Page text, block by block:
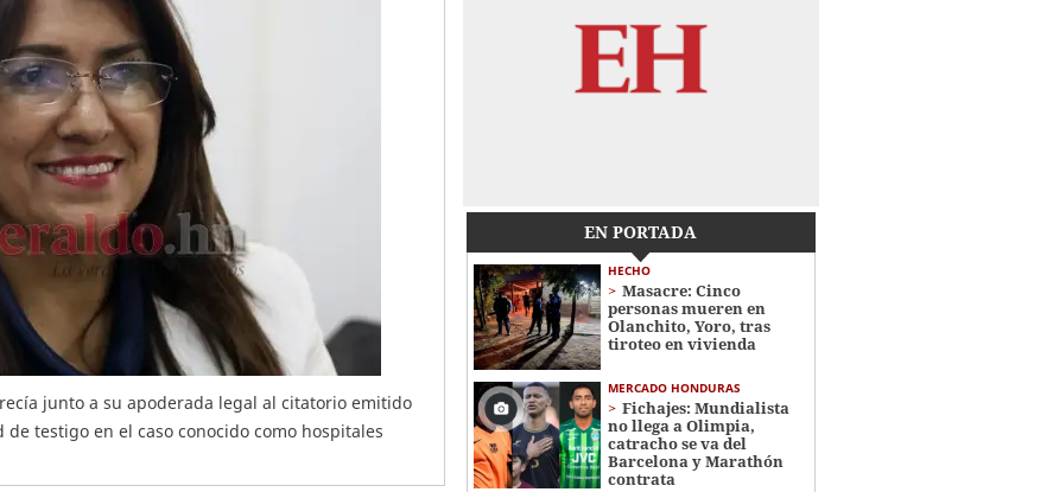
junto a su apoderada legal al citatorio emitido
testigo en el caso conocido como hospitales
EN PORTADA
HECHO
Masacre: Cinco
personas mueren en
Olanchito, Yoro, tras
tiroteo en vivienda
MERCADO HONDURAS
Fichajes: Mundialista
no llega a Olimpia,
catracho se va del
Barcelona y Marathón
contrata